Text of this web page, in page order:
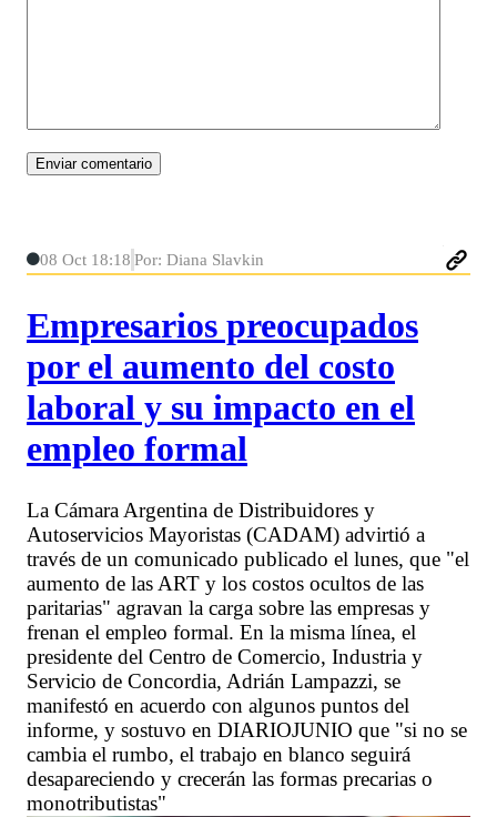
08 Oct 18:18 Por: Diana Slavkin
Empresarios preocupados
por el aumento del costo
laboral y su impacto en el
empleo formal
La Cámara Argentina de Distribuidores y
Autoservicios Mayoristas (CADAM) advirtió a
través de un comunicado publicado el lunes, que "el
aumento de las ART y los costos ocultos de las
paritarias" agravan la carga sobre las empresas y
frenan el empleo formal. En la misma línea, el
presidente del Centro de Comercio, Industria y
Servicio de Concordia, Adrián Lampazzi, se
manifestó en acuerdo con algunos puntos del
informe, y sostuvo en DIARIOJUNIO que "si no se
cambia el rumbo, el trabajo en blanco seguirá
desapareciendo y crecerán las formas precarias o
monotributistas"